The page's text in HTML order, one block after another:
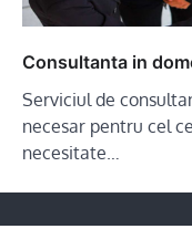
Consultanta in
Serviciul de
necesar pentru cel
necesitate…